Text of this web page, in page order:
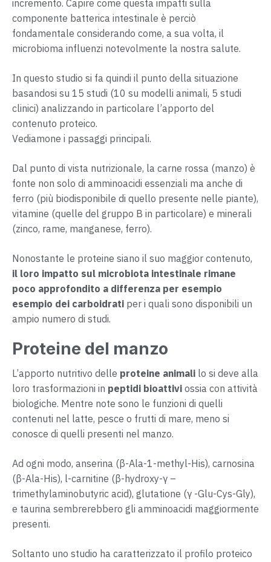
incremento. Capire come questa impatti sulla
componente batterica intestinale è perciò
fondamentale considerando come, a sua volta, il
microbioma influenzi notevolmente la nostra salute.
In questo studio si fa quindi il punto della situazione
basandosi su 15 studi (10 su modelli animali, 5 studi
clinici) analizzando in particolare l’apporto del
contenuto proteico.
Vediamone i passaggi principali.
Dal punto di vista nutrizionale, la carne rossa (manzo) è
fonte non solo di amminoacidi essenziali ma anche di
ferro (più biodisponibile di quello presente nelle piante),
vitamine (quelle del gruppo B in particolare) e minerali
(zinco, rame, manganese, ferro).
Nonostante le proteine siano il suo maggior contenuto,
il loro impatto sul microbiota intestinale rimane
poco approfondito a differenza per esempio
esempio dei carboidrati per i quali sono disponibili un
ampio numero di studi.
Proteine del manzo
L’apporto nutritivo delle proteine animali lo si deve alla
loro trasformazioni in peptidi bioattivi ossia con attività
biologiche. Mentre note sono le funzioni di quelli
contenuti nel latte, pesce o frutti di mare, meno si
conosce di quelli presenti nel manzo.
Ad ogni modo, anserina (β-Ala-1-methyl-His), carnosina
(β-Ala-His), l-carnitine (β-hydroxy-γ –
trimethylaminobutyric acid), glutatione (γ -Glu-Cys-Gly),
e taurina sembrerebbero gli amminoacidi maggiormente
presenti.
Soltanto uno studio ha caratterizzato il profilo proteico